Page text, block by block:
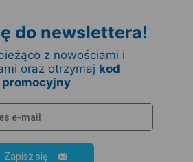
do newslettera!
z nowościami i
oraz otrzymaj kod
promocyjny
Zapisz się